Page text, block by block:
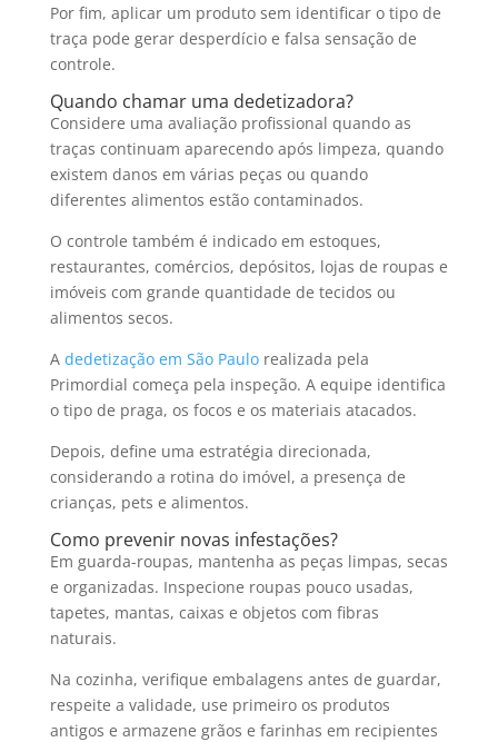
Por fim, aplicar um produto sem identificar o tipo de
traça pode gerar desperdício e falsa sensação de
controle.
Quando chamar uma dedetizadora?
Considere uma avaliação profissional quando as
traças continuam aparecendo após limpeza, quando
existem danos em várias peças ou quando
diferentes alimentos estão contaminados.
O controle também é indicado em estoques,
restaurantes, comércios, depósitos, lojas de roupas e
imóveis com grande quantidade de tecidos ou
alimentos secos.
A dedetização em São Paulorealizada pela
Primordial começa pela inspeção. A equipe identifica
o tipo de praga, os focos e os materiais atacados.
Depois, define uma estratégia direcionada,
considerando a rotina do imóvel, a presença de
crianças, pets e alimentos.
Como prevenir novas infestações?
Em guarda-roupas, mantenha as peças limpas, secas
e organizadas. Inspecione roupas pouco usadas,
tapetes, mantas, caixas e objetos com fibras
naturais.
Na cozinha, verifique embalagens antes de guardar,
respeite a validade, use primeiro os produtos
antigos e armazene grãos e farinhas em recipientes